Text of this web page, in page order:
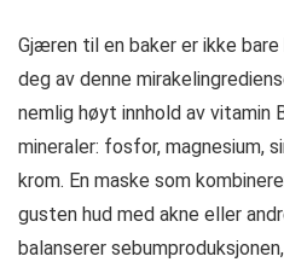
Gjæren til en baker er ikke
deg av denne
nemlig høyt innhold av vitamin
mineraler: fosfor, magnesium,
krom. En maske som
gusten hud med akne eller
balanserer